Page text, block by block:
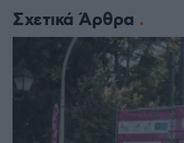
Σχετικά Άρθρα